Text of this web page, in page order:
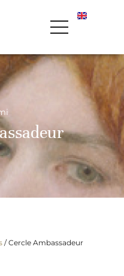
/Cercle Ambassadeur